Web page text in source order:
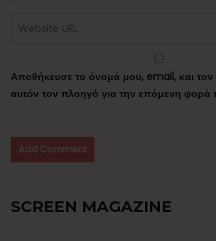
Αποθήκευσε το όνομά μου, email, και
αυτόν τον πλοηγό για την επόμενη
SCREEN MAGAZINE